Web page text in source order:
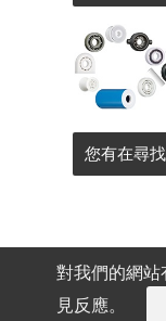
您有在尋
對我們的網
見反應。